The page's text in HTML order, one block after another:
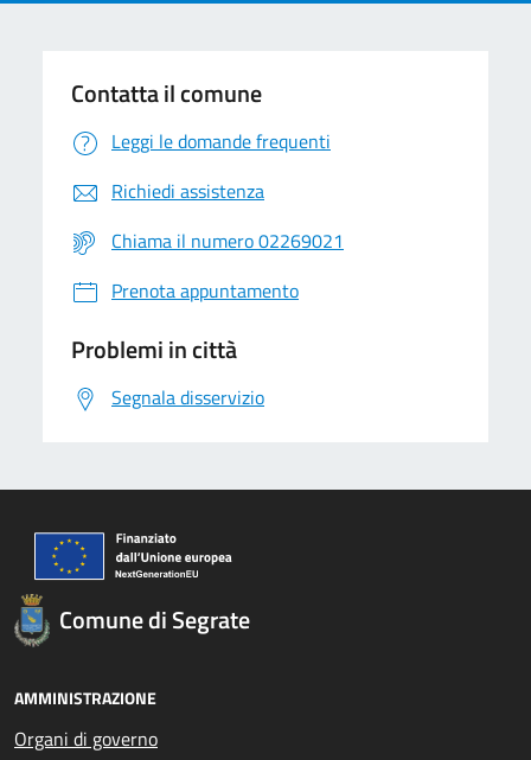
Contatta il comune
Leggi le domande frequenti
Richiedi assistenza
Chiama il numero 02269021
Prenota appuntamento
Problemi in città
Segnala disservizio
Comune di Segrate
AMMINISTRAZIONE
Organi di governo